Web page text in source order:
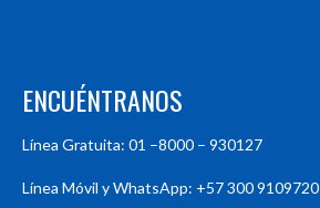
ENCUÉNTRANOS
Línea Gratuita: 01 –8000 – 930127
Línea Móvil y WhatsApp: +57 300 9109720